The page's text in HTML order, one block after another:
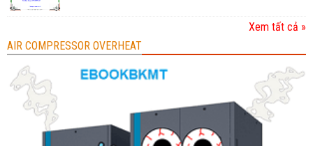
Xem tất cả »
AIR COMPRESSOR OVERHEAT